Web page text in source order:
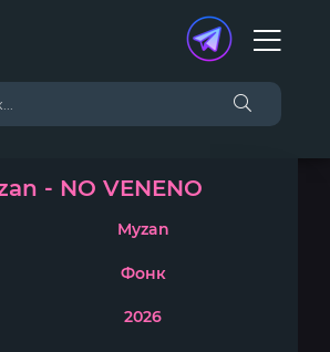
- NO VENENO
Myzan
Фонк
2026